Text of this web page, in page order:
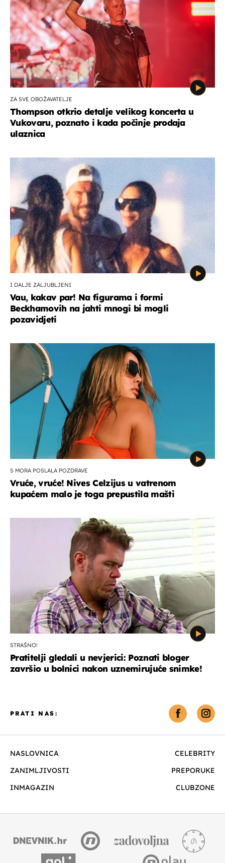
ZA SVE OBOŽAVATELJE
Thompson otkrio detalje velikog koncerta u
Vukovaru, poznato i kada počinje prodaja
ulaznica
I DALJE ZALJUBLJENI
Vau, kakav par! Na figurama i formi
Beckhamovih na jahti mnogi bi mogli
pozavidjeti
S MORA POSLALA POZDRAVE
Vruće, vruće! Nives Celzijus u vatrenom
kupaćem malo je toga prepustila mašti
STRAŠNO!
Pratitelji gledali u nevjerici: Poznati bloger
završio u bolnici nakon uznemirujuće snimke!
NASLOVNICA
CELEBRITY
ZANIMLJIVOSTI
PREPORUKE
INMAGAZIN
CLUBZONE
PRATI NAS: